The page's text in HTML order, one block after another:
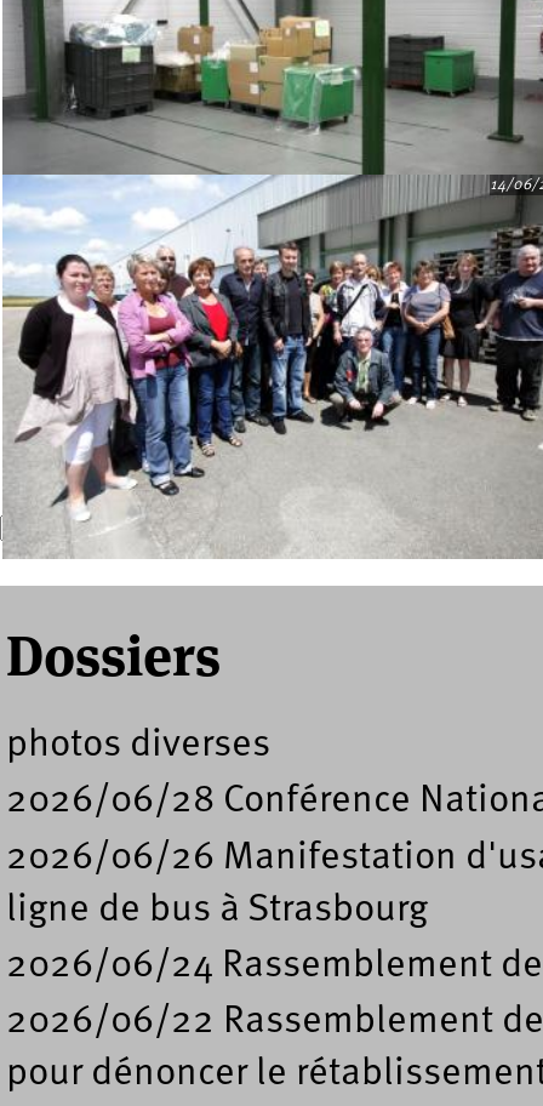
14/06/
Formulaire de recherche
Recherche
Dossiers
photos diverses
2026/06/28 Conférence
2026/06/26 Manifestation
ligne de bus à Strasbourg
2026/06/24 Rassemblement
2026/06/22 Rassemblement
pour dénoncer le